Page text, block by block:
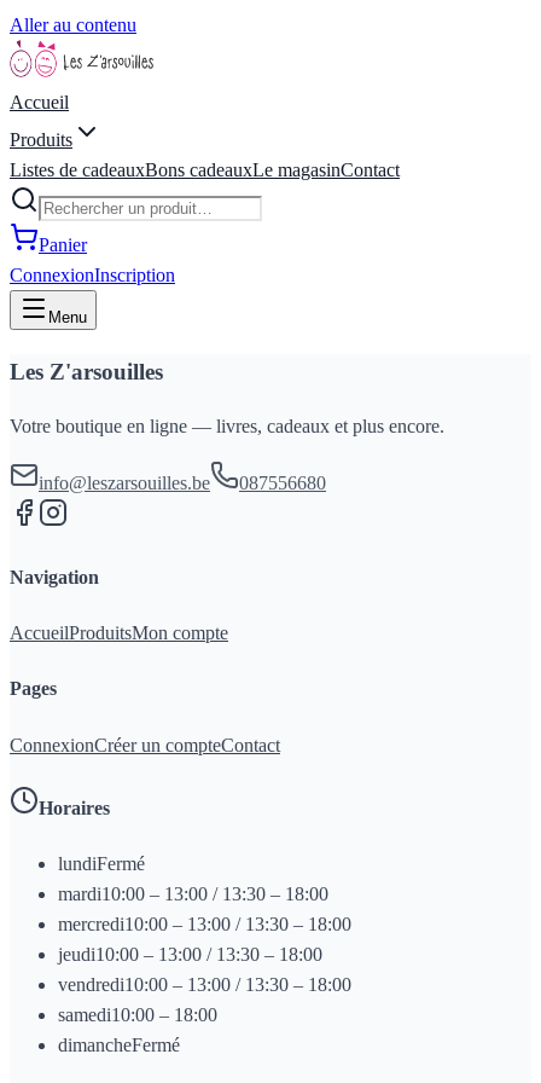
Aller au contenu
Accueil
Produits
Listes de cadeauxBons cadeauxLe magasinContact
Panier
ConnexionInscription
Menu
Les Z'arsouilles
Votre boutique en ligne — livres, cadeaux et plus encore.
info@leszarsouilles.be 087556680
Navigation
AccueilProduitsMon compte
Pages
ConnexionCréer un compteContact
Horaires
lundiFermé
mardi10:00 – 13:00 / 13:30 – 18:00
mercredi10:00 – 13:00 / 13:30 – 18:00
jeudi10:00 – 13:00 / 13:30 – 18:00
vendredi10:00 – 13:00 / 13:30 – 18:00
samedi10:00 – 18:00
dimancheFermé